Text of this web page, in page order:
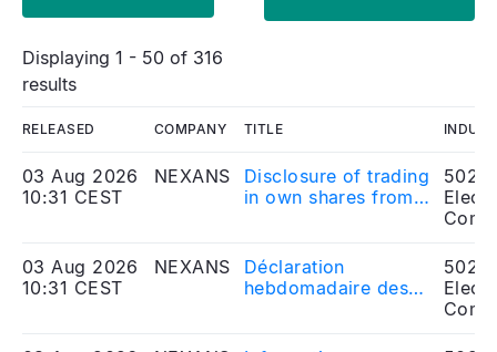
Displaying 1 - 50 of 316
results
RELEASED COMPANY TITLE
03 Aug 2026
10:31 CEST
NEXANS
Disclosure of trading
in own shares from
03 Aug 2026
10:31 CEST
NEXANS
Déclaration
hebdomadaire des